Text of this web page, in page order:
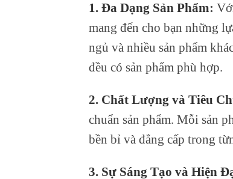
1. Đa Dạng Sản Phẩm:
mang đến cho bạn những
ngủ và nhiều sản phẩm
đều có sản phẩm phù hợp.
2. Chất Lượng và Tiêu
chuẩn sản phẩm. Mỗi sản
bền bỉ và đẳng cấp trong
3. Sự Sáng Tạo và Hiện